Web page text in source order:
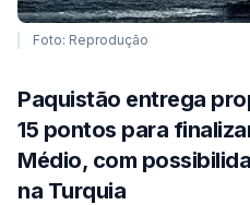
Foto: Reprodução
Paquistão entrega
15 pontos para
Médio, com
na Turquia